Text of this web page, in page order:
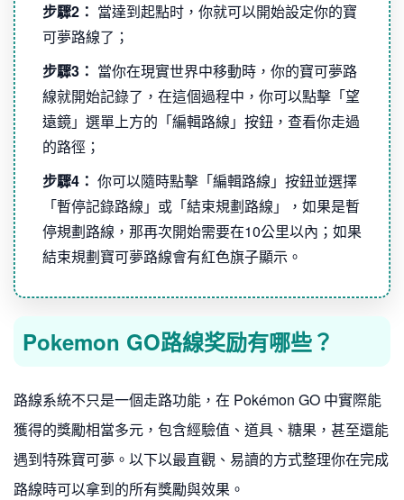
步驟2： 當達到起點时，你就可以開始設定你的寶
可夢路線了；
步驟3： 當你在現實世界中移動時，你的寶可夢路
線就開始記錄了，在這個過程中，你可以點擊「望
遠鏡」選單上方的「編輯路線」按鈕，查看你走過
的路徑；
步驟4： 你可以隨時點擊「編輯路線」按鈕並選擇
「暫停記錄路線」或「結束規劃路線」，如果是暫
停規劃路線，那再次開始需要在10公里以內；如果
結束規劃寶可夢路線會有紅色旗子顯示。
Pokemon GO路線奖励有哪些？
路線系統不只是一個走路功能，在 Pokémon GO 中實際能
獲得的獎勵相當多元，包含經驗值、道具、糖果，甚至還能
遇到特殊寶可夢。以下以最直觀、易讀的方式整理你在完成
路線時可以拿到的所有獎勵與效果。